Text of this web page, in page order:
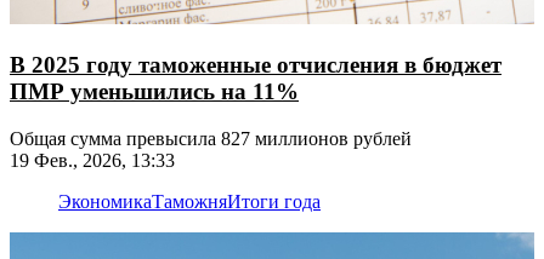
В 2025 году таможенные отчисления в бюджет
ПМР уменьшились на 11%
Общая сумма превысила 827 миллионов рублей
19 Фев., 2026, 13:33
ЭкономикаТаможняИтоги года